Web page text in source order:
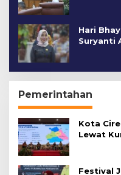
Hari
Suryanti
Pemerintahan
Kota
Lewat
Festival